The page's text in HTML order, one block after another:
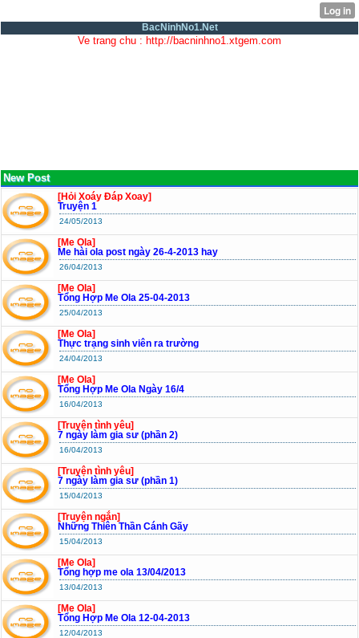
BacNinhNo1.Net
Ve trang chu : http://bacninhno1.xtgem.com
New Post
[Hỏi Xoáy Đáp Xoay]
Truyện 1
24/05/2013
[Me Ola]
Me hài ola post ngày 26-4-2013 hay
26/04/2013
[Me Ola]
Tổng Hợp Me Ola 25-04-2013
25/04/2013
[Me Ola]
Thực trạng sinh viên ra trường
24/04/2013
[Me Ola]
Tổng Hợp Me Ola Ngày 16/4
16/04/2013
[Truyện tình yêu]
7 ngày làm gia sư (phần 2)
16/04/2013
[Truyện tình yêu]
7 ngày làm gia sư (phần 1)
15/04/2013
[Truyện ngắn]
Những Thiên Thần Cánh Gãy
15/04/2013
[Me Ola]
Tổng hợp me ola 13/04/2013
13/04/2013
[Me Ola]
Tổng Hợp Me Ola 12-04-2013
12/04/2013